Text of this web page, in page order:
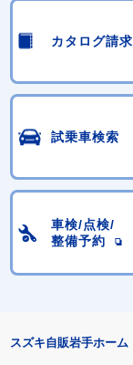
カタログ請求
試乗車検索
車検/点検/
整備予約
スズキ自販岩手ホーム